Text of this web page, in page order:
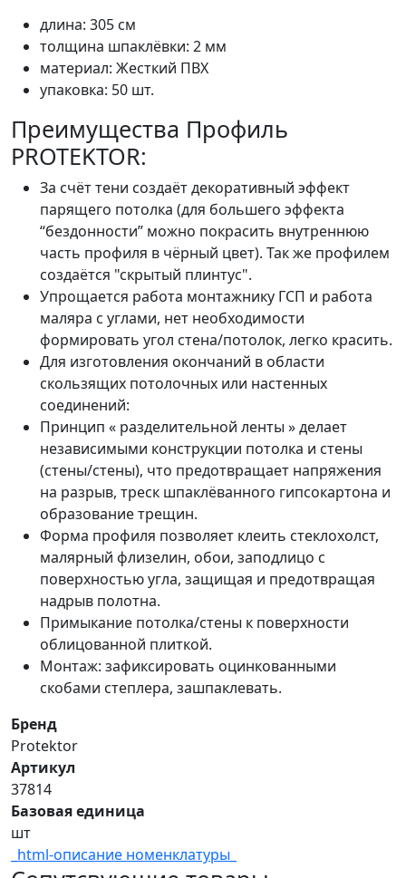
длина: 305 см
толщина шпаклёвки: 2 мм
материал: Жесткий ПВХ
упаковка: 50 шт.
Преимущества Профиль
PROTEKTOR:
За счёт тени создаёт декоративный эффект
парящего потолка (для большего эффекта
“бездонности” можно покрасить внутреннюю
часть профиля в чёрный цвет). Так же профилем
создаётся "скрытый плинтус".
Упрощается работа монтажнику ГСП и работа
маляра с углами, нет необходимости
формировать угол стена/потолок, легко красить.
Для изготовления окончаний в области
скользящих потолочных или настенных
соединений:
Принцип « разделительной ленты » делает
независимыми конструкции потолка и стены
(стены/стены), что предотвращает напряжения
на разрыв, треск шпаклёванного гипсокартона и
образование трещин.
Форма профиля позволяет клеить стеклохолст,
малярный флизелин, обои, заподлицо с
поверхностью угла, защищая и предотвращая
надрыв полотна.
Примыкание потолка/стены к поверхности
облицованной плиткой.
Монтаж: зафиксировать оцинкованными
скобами степлера, зашпаклевать.
Бренд
Protektor
Артикул
37814
Базовая единица
шт
_html-описание номенклатуры_